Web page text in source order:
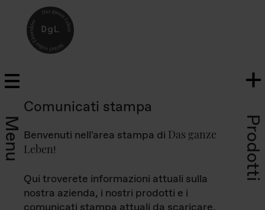
Menu Prodotti
Comunicati stampa
Benvenuti nell'area stampa di Das ganze
Leben!
Qui troverete informazioni attuali sulla
nostra azienda, i nostri prodotti e i
comunicati stampa attuali da scaricare.